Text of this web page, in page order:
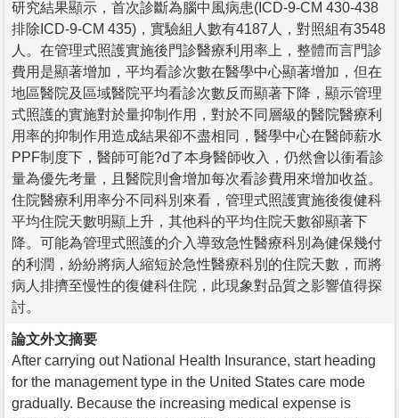
研究結果顯示，首次診斷為腦中風病患(ICD-9-CM 430-438
排除ICD-9-CM 435)，實驗組人數有4187人，對照組有3548
人。在管理式照護實施後門診醫療利用率上，整體而言門診
費用是顯著增加，平均看診次數在醫學中心顯著增加，但在
地區醫院及區域醫院平均看診次數反而顯著下降，顯示管理
式照護的實施對於量抑制作用，對於不同層級的醫院醫療利
用率的抑制作用造成結果卻不盡相同，醫學中心在醫師薪水
PPF制度下，醫師可能?d了本身醫師收入，仍然會以衝看診
量為優先考量，且醫院則會增加每次看診費用來增加收益。
住院醫療利用率分不同科別來看，管理式照護實施後復健科
平均住院天數明顯上升，其他科的平均住院天數卻顯著下
降。可能為管理式照護的介入導致急性醫療科別為健保幾付
的利潤，紛紛將病人縮短於急性醫療科別的住院天數，而將
病人排擠至慢性的復健科住院，此現象對品質之影響值得探
討。
論文外文摘要
After carrying out National Health Insurance, start heading
for the management type in the United States care mode
gradually. Because the increasing medical expense is